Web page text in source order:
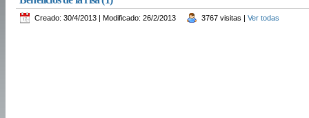
Creado: 30/4/2013 | Modificado: 26/2/2013 3767 visitas | Ver todas